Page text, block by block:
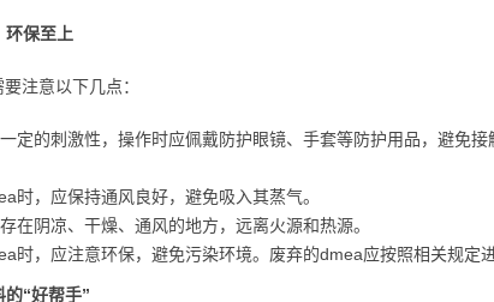
环保至上
注意以下几点：
定的刺激性，操作时应佩戴防护眼镜、手套等防护用品，避免
时，应保持通风良好，避免吸入其蒸气。
在阴凉、干燥、通风的地方，远离火源和热源。
时，应注意环保，避免污染环境。废弃的dmea应按照相关规定进
“好帮手”